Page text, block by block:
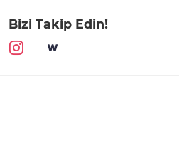
Bizi Takip Edin!